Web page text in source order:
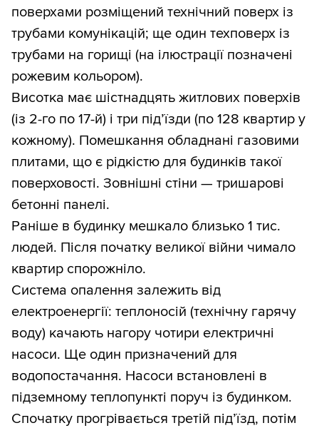
поверхами розміщений технічний поверх із
трубами комунікацій; ще один техповерх із
трубами на горищі (на ілюстрації позначені
рожевим кольором).
Висотка має шістнадцять житлових поверхів
(із 2-го по 17-й) і три під’їзди (по 128 квартир у
кожному). Помешкання обладнані газовими
плитами, що є рідкістю для будинків такої
поверховості. Зовнішні стіни — тришарові
бетонні панелі.
Раніше в будинку мешкало близько 1 тис.
людей. Після початку великої війни чимало
квартир спорожніло.
Система опалення залежить від
електроенергії: теплоносій (технічну гарячу
воду) качають нагору чотири електричні
насоси. Ще один призначений для
водопостачання. Насоси встановлені в
підземному теплопункті поруч із будинком.
Спочатку прогрівається третій під’їзд, потім